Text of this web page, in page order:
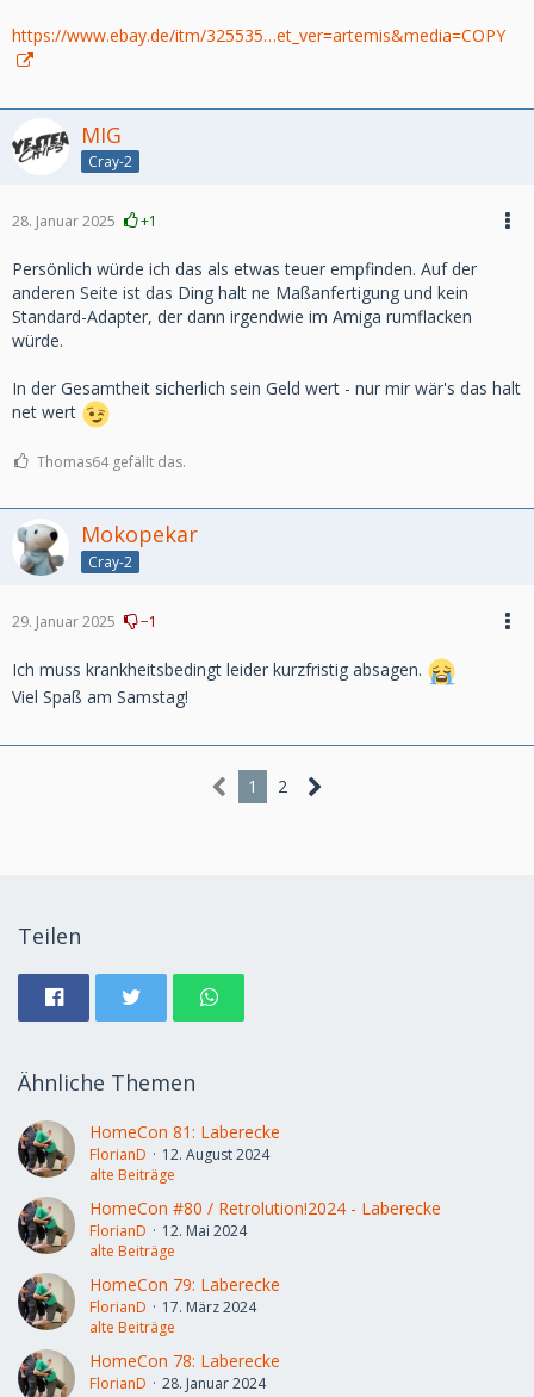
https://www.ebay.de/itm/325535…et_ver=artemis&media=COPY
MIG
Cray-2
28. Januar 2025 +1
Persönlich würde ich das als etwas teuer empfinden. Auf der
anderen Seite ist das Ding halt ne Maßanfertigung und kein
Standard-Adapter, der dann irgendwie im Amiga rumflacken
würde.
In der Gesamtheit sicherlich sein Geld wert - nur mir wär's das halt
net wert
Thomas64 gefällt das.
Mokopekar
Cray-2
29. Januar 2025 −1
Ich muss krankheitsbedingt leider kurzfristig absagen.
Viel Spaß am Samstag!
1 2
Teilen
Ähnliche Themen
HomeCon 81: Laberecke
FlorianD
12. August 2024
alte Beiträge
HomeCon #80 / Retrolution!2024 - Laberecke
FlorianD
12. Mai 2024
alte Beiträge
HomeCon 79: Laberecke
FlorianD
17. März 2024
alte Beiträge
HomeCon 78: Laberecke
FlorianD
28. Januar 2024